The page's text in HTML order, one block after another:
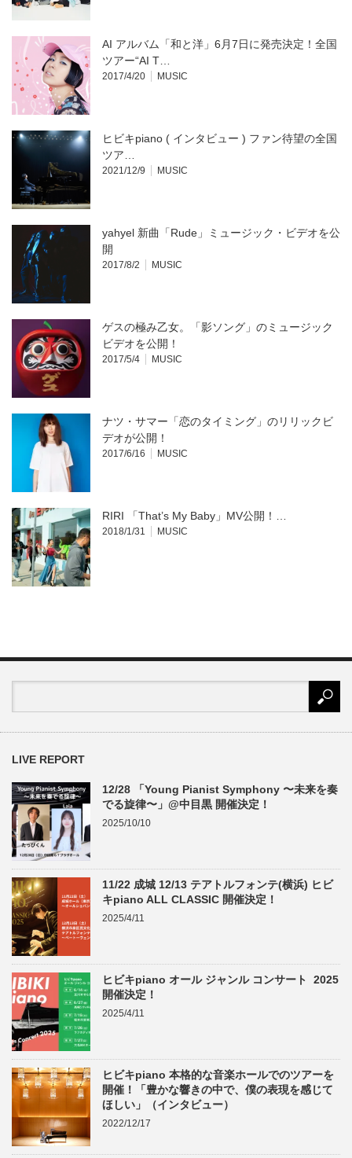
AI アルバム「和と洋」6月7日に発売決定！全国
ツアー“AI T…
2017/4/20 MUSIC
ヒビキpiano ( インタビュー ) ファン待望の全国
ツア…
2021/12/9 MUSIC
yahyel 新曲「Rude」ミュージック・ビデオを公
開
2017/8/2 MUSIC
ゲスの極み乙女。「影ソング」のミュージック
ビデオを公開！
2017/5/4 MUSIC
ナツ・サマー「恋のタイミング」のリリックビ
デオが公開！
2017/6/16 MUSIC
RIRI 「That’s My Baby」MV公開！…
2018/1/31 MUSIC
LIVE REPORT
12/28 「Young Pianist Symphony 〜未来を奏
でる旋律〜」@中目黒 開催決定！
2025/10/10
11/22 成城 12/13 テアトルフォンテ(横浜) ヒビ
キpiano ALL CLASSIC 開催決定！
2025/4/11
ヒビキpiano オール ジャンル コンサート 2025
開催決定！
2025/4/11
ヒビキpiano 本格的な音楽ホールでのツアーを
開催！「豊かな響きの中で、僕の表現を感じて
ほしい」（インタビュー）
2022/12/17